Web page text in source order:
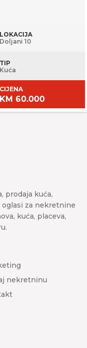
LOKACIJA
Doljani 10
TIP
Kuća
CIJENA
KM 60.000
prodaja kuća,
za nekretnine
kuća, placeva,
nekretninu